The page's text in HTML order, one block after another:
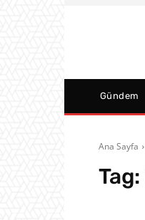
Gündem
Ana Sayfa
Tag: